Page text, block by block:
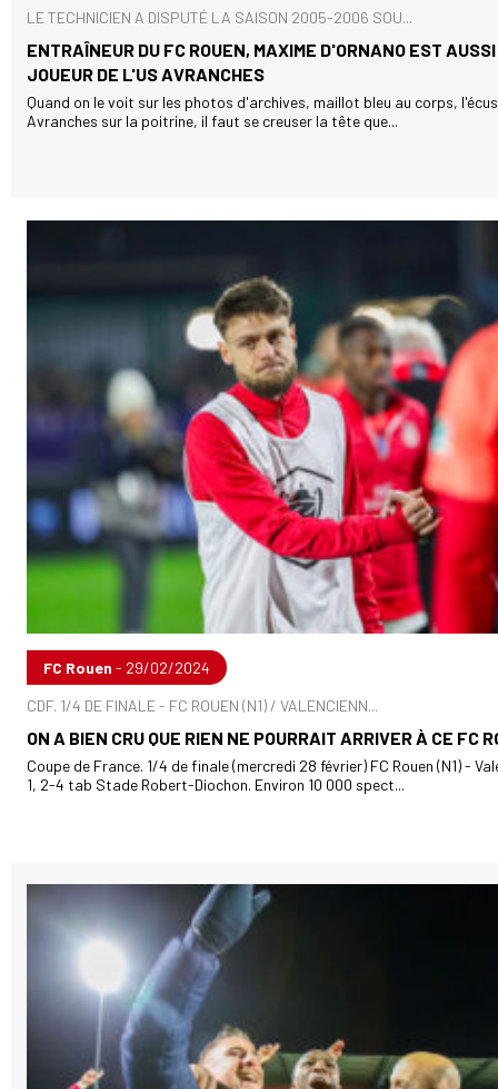
LE TECHNICIEN A DISPUTÉ LA SAISON 2005-2006 SOU...
ENTRAÎNEUR DU FC ROUEN, MAXIME D'ORNANO EST
JOUEUR DE L'US AVRANCHES
Quand on le voit sur les photos d'archives, maillot bleu au corps,
Avranches sur la poitrine, il faut se creuser la tête que...
FC Rouen - 29/02/2024
CDF. 1/4 DE FINALE - FC ROUEN (N1) / VALENCIENN...
ON A BIEN CRU QUE RIEN NE POURRAIT ARRIVER À CE FC
Coupe de France. 1/4 de finale (mercredi 28 février) FC Rouen (N1) -
1, 2-4 tab Stade Robert-Diochon. Environ 10 000 spect...